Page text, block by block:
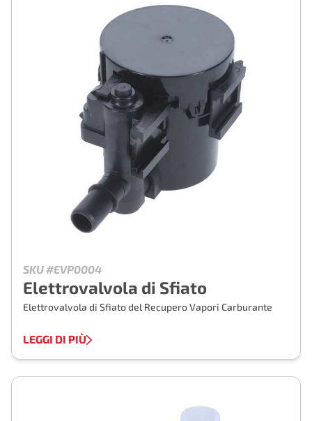
SKU #EVP0004
Elettrovalvola di Sfiato
Elettrovalvola di Sfiato del Recupero Vapori Carburante
LEGGI DI PIÙ